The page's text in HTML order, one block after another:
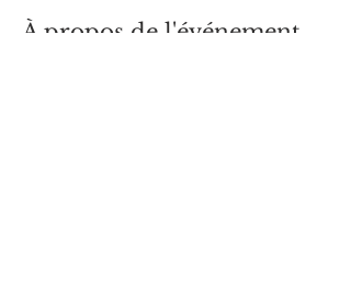
À propos de l'événement